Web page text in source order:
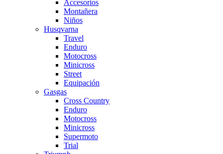
Accesorios
Montañera
Niños
Husqvarna
Travel
Enduro
Motocross
Minicross
Street
Equipación
Gasgas
Cross Country
Enduro
Motocross
Minicross
Supermoto
Trial